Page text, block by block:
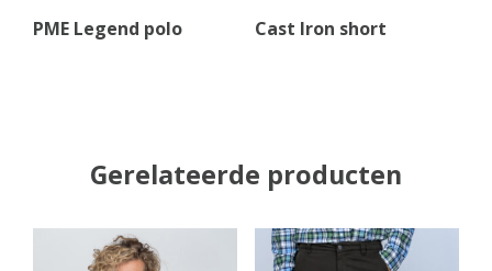
PME Legend polo Cast Iron short
Gerelateerde producten